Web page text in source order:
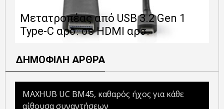
Μετατροπέας από USB 3.2 Gen 1
Type-C αρσ. σε HDMI αρσ.
ΔΗΜΟΦΙΛΗ ΑΡΘΡΑ
MAXHUB UC BM45, καθαρός ήχος για κάθε
αίθουσα συναντήσεων